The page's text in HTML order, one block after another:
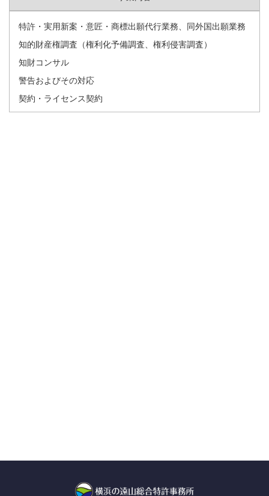
特許・実用新案・意匠・商標出願代行業務、同外国出願業務
知的財産権調査（権利化予備調査、権利侵害調査）
知財コンサル
警告およびその対応
契約・ライセンス契約